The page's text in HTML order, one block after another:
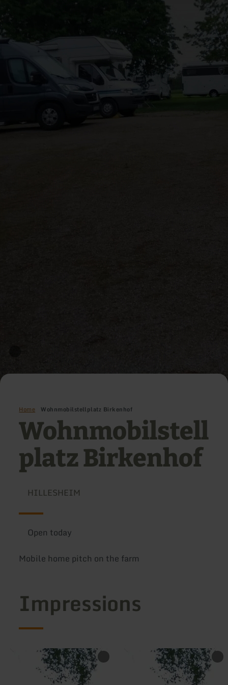
Home Wohnmobilstellplatz Birkenhof
Wohnmobilstell
platz Birkenhof
HILLESHEIM
Open today
Mobile home pitch on the farm
Impressions